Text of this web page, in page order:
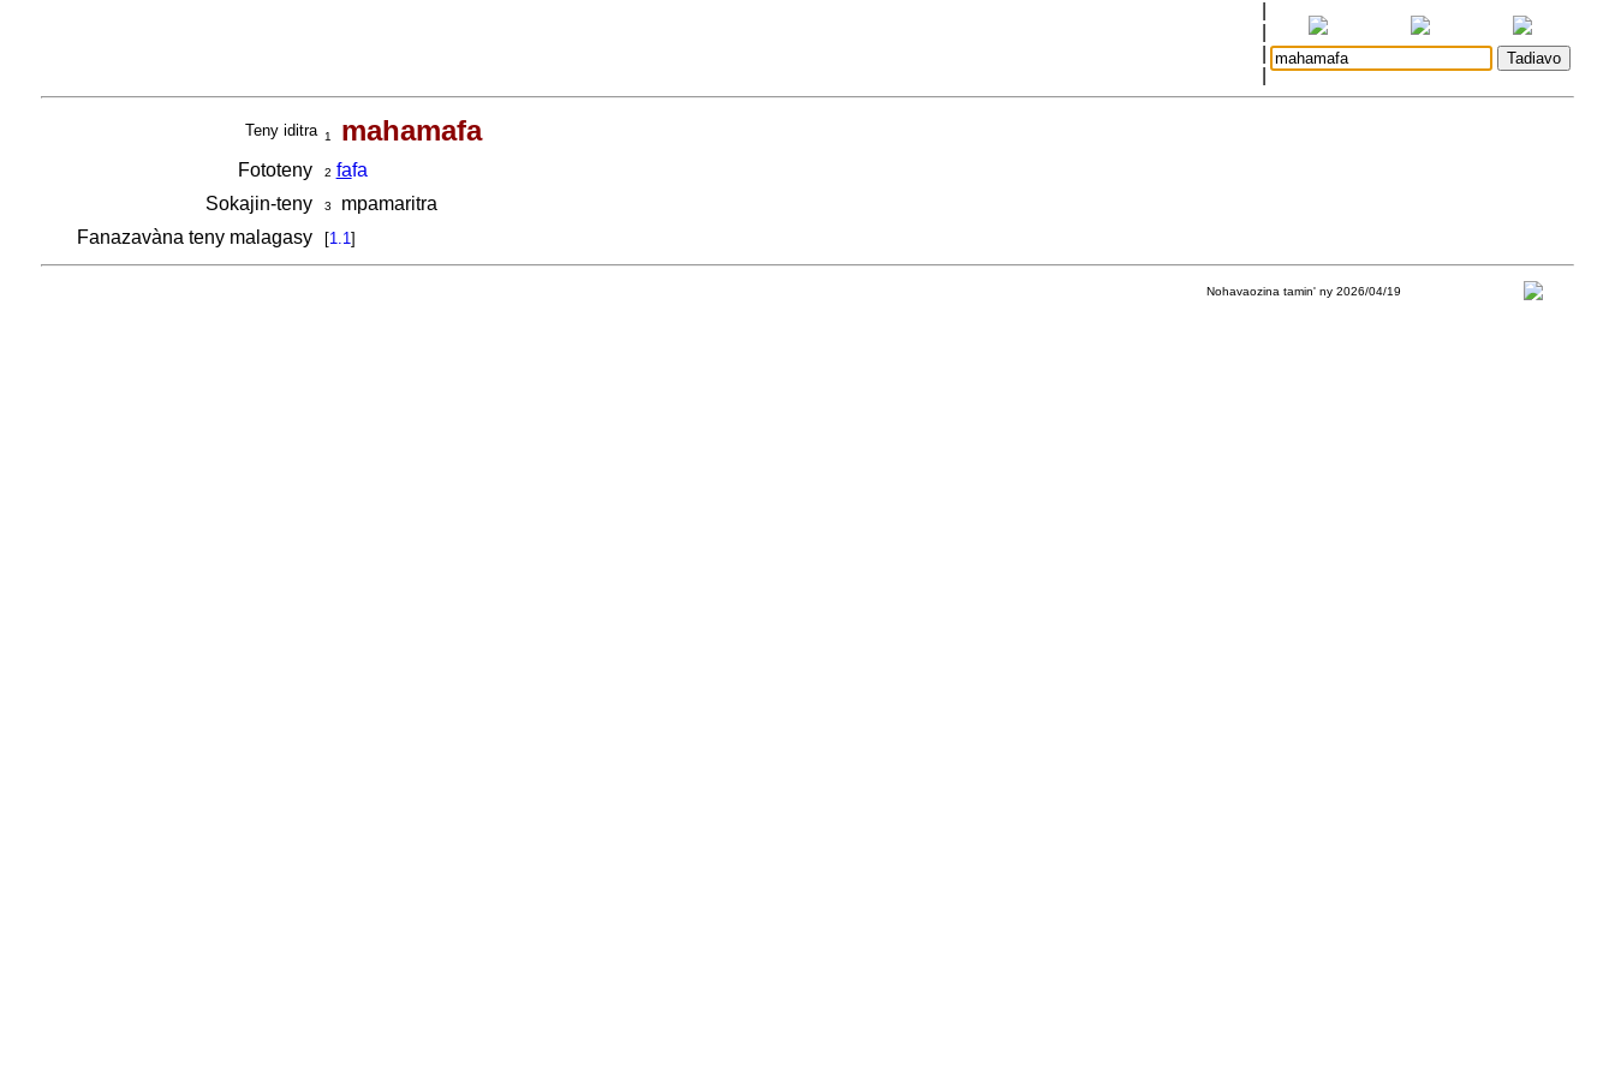
Teny iditra 1 mahamafa
Fototeny 2 fafa
Sokajin-teny
3
mpamaritra
Fanazavàna teny malagasy
[1.1]
Nohavaozina tamin' ny 2026/04/19